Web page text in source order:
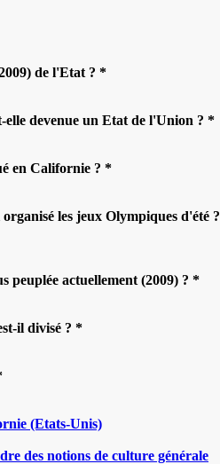
de l'Etat ? *
elle devenue un Etat de l'Union ? *
en Californie ? *
les jeux Olympiques d'été ?
peuplée actuellement (2009) ? *
il divisé ? *
(Etats-Unis)
des notions de culture générale